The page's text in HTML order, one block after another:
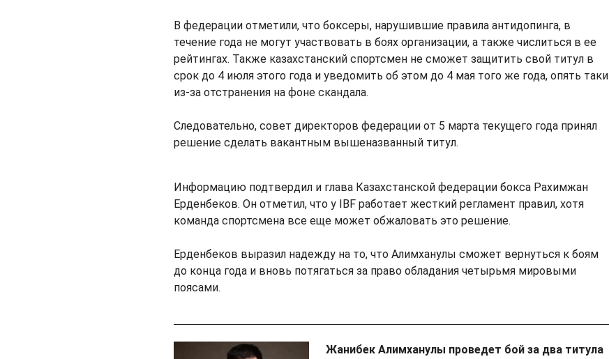
В федерации отметили, что боксеры, нарушившие правила антидопинга, в
течение года не могут участвовать в боях организации, а также числиться в ее
рейтингах. Также казахстанский спортсмен не сможет защитить свой титул в
срок до 4 июля этого года и уведомить об этом до 4 мая того же года, опять таки
из-за отстранения на фоне скандала.
Следовательно, совет директоров федерации от 5 марта текущего года принял
решение сделать вакантным вышеназванный титул.
Информацию подтвердил и глава Казахстанской федерации бокса Рахимжан
Ерденбеков. Он отметил, что у IBF работает жесткий регламент правил, хотя
команда спортсмена все еще может обжаловать это решение.
Ерденбеков выразил надежду на то, что Алимханулы сможет вернуться к боям
до конца года и вновь потягаться за право обладания четырьмя мировыми
поясами.
Жанибек Алимханулы проведет бой за два титула